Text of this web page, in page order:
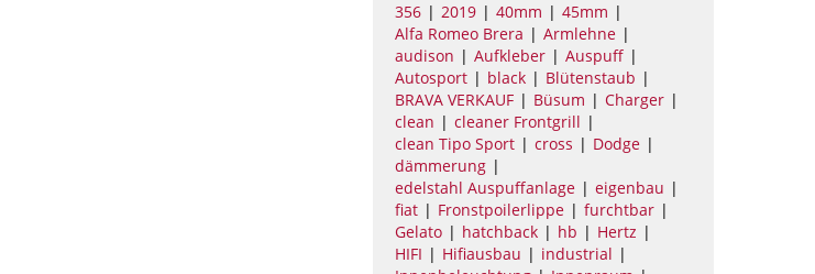
356 2019 40mm
45mm
Alfa Romeo Brera
Armlehne
audison
Aufkleber
Auspuff
Autosport
black
Blütenstaub
BRAVA VERKAUF
Büsum
Charger
clean
cleaner Frontgrill
clean Tipo Sport
cross
Dodge
dämmerung
edelstahl Auspuffanlage
eigenbau
fiat
Fronstpoilerlippe
furchtbar
Gelato
hatchback hb
Hertz
HIFI
Hifiausbau
industrial